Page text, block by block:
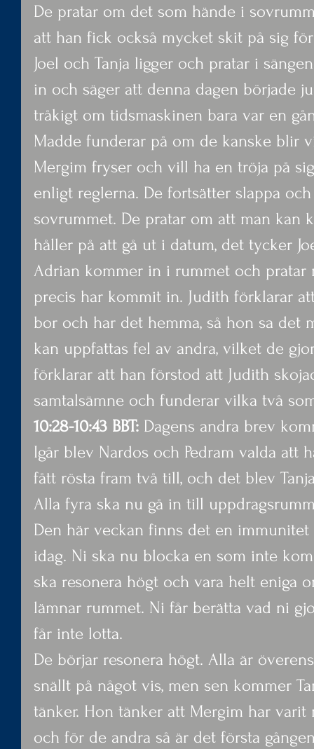
De pratar om det som hände i
att han fick också mycket skit på sig
Joel och Tanja ligger och pratar i
in och säger att denna dagen började
tråkigt om tidsmaskinen bara var en
Madde funderar på om de kanske blir
Mergim fryser och vill ha en tröja på
enligt reglerna. De fortsätter slappa
sovrummet. De pratar om att man kan
håller på att gå ut i datum, det tycker
Adrian kommer in i rummet och pratar
precis har kommit in. Judith förklarar
bor och har det hemma, så hon sa det
kan uppfattas fel av andra, vilket de
förklarar att han förstod att Judith
samtalsämne och funderar vilka två
10:28-10:43 BBT: Dagens andra brev
Igår blev Nardos och Pedram valda att
fått rösta fram två till, och det blev
Alla fyra ska nu gå in till
Den här veckan finns det en
idag. Ni ska nu blocka en som inte
ska resonera högt och vara helt eniga
lämnar rummet. Ni får berätta vad ni
får inte lotta.
De börjar resonera högt. Alla är
snällt på något vis, men sen kommer
tänker. Hon tänker att Mergim har
och för de andra så är det första